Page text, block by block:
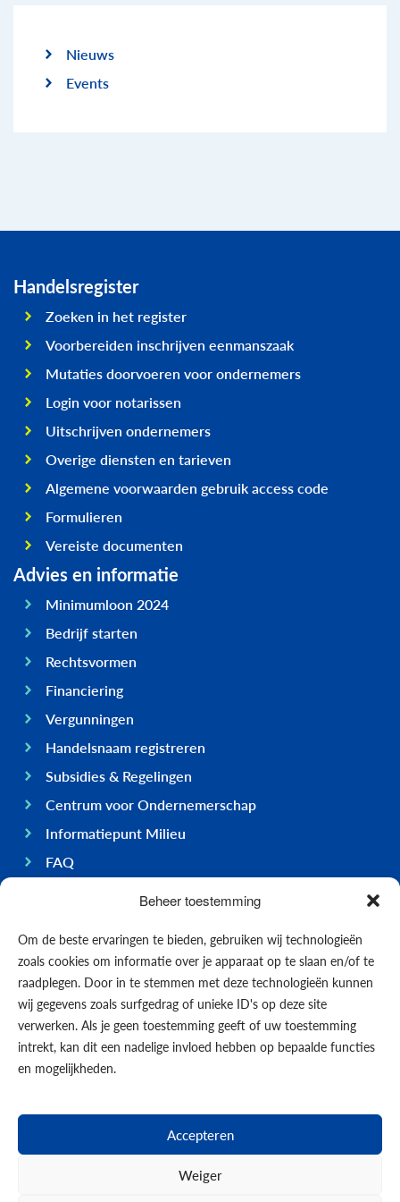
Beheer toestemming
Om de beste ervaringen te bieden, gebruiken wij technologieën
zoals cookies om informatie over je apparaat op te slaan en/of te
raadplegen. Door in te stemmen met deze technologieën kunnen
wij gegevens zoals surfgedrag of unieke ID's op deze site
verwerken. Als je geen toestemming geeft of uw toestemming
intrekt, kan dit een nadelige invloed hebben op bepaalde functies
en mogelijkheden.
Accepteren
Weiger
Nieuws
Events
Handelsregister
Zoeken in het register
Voorbereiden inschrijven eenmanszaak
Mutaties doorvoeren voor ondernemers
Login voor notarissen
Uitschrijven ondernemers
Overige diensten en tarieven
Algemene voorwaarden gebruik access code
Formulieren
Vereiste documenten
Advies en informatie
Minimumloon 2024
Bedrijf starten
Rechtsvormen
Financiering
Vergunningen
Handelsnaam registreren
Subsidies & Regelingen
Centrum voor Ondernemerschap
Informatiepunt Milieu
FAQ
Ondernemen op Bonaire
Economie
Regering
Infrastructuur
Algemeen
Contact opnemen
Events